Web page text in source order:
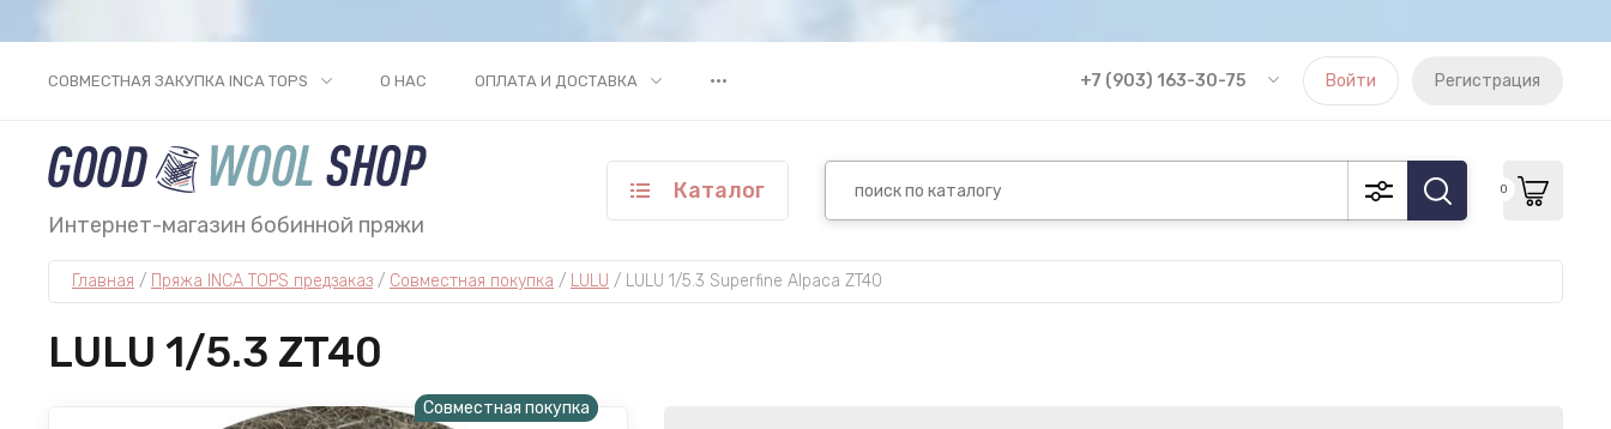
СОВМЕСТНАЯ ЗАКУПКА INCA TOPS О НАС ОПЛАТА И ДОСТАВКА ••• +7 (903) 163-30-75 Войти Регистрация
Интернет-магазин бобинной пряжи
Каталог 0
Главная / Пряжа INCA TOPS предзаказ / Совместная покупка / LULU / LULU 1/5.3 Superfine Alpaca ZT40
LULU 1/5.3 ZT40
Совместная покупка